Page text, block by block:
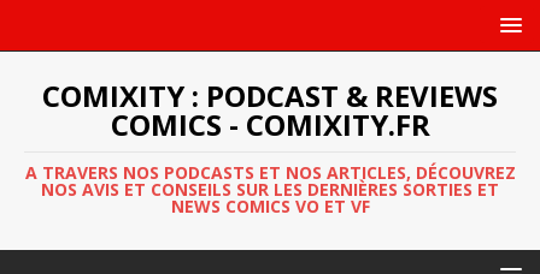
COMIXITY : PODCAST & REVIEWS
COMICS - COMIXITY.FR
A TRAVERS NOS PODCASTS ET NOS ARTICLES, DÉCOUVREZ
NOS AVIS ET CONSEILS SUR LES DERNIÈRES SORTIES ET
NEWS COMICS VO ET VF